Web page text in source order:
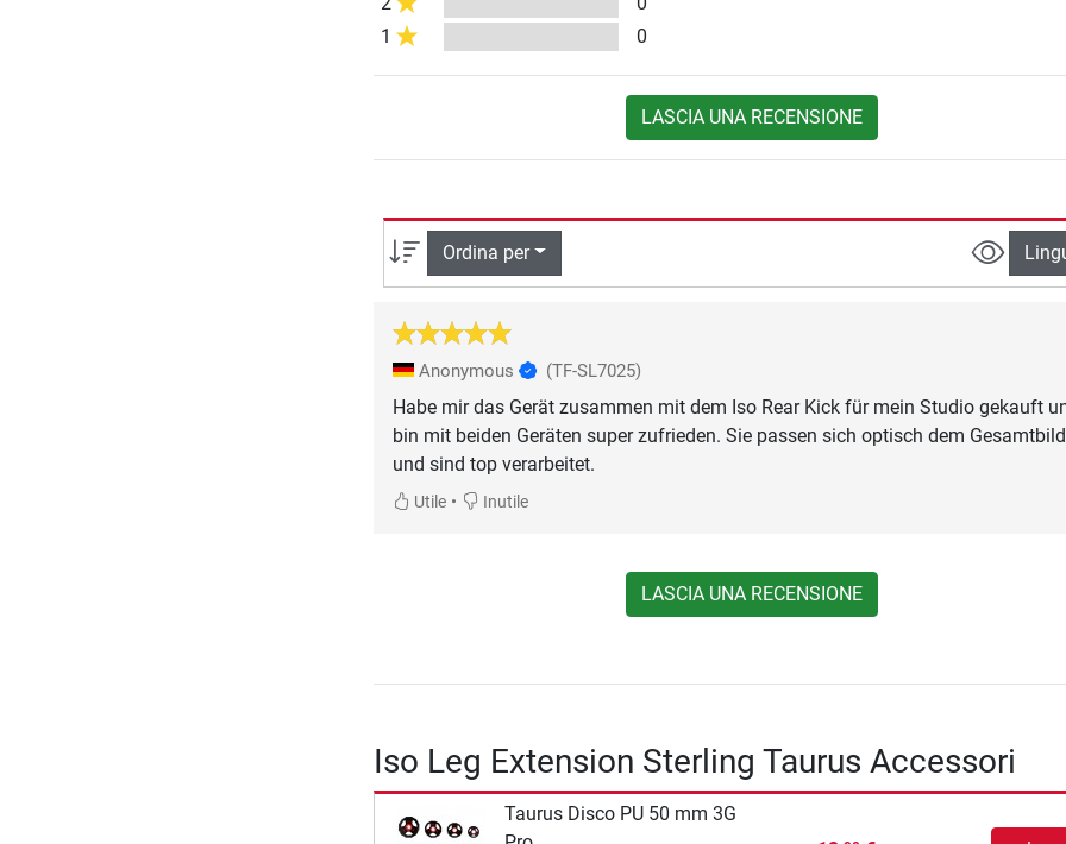
1
0
LASCIA UNA RECENSIONE
Ordina per
Anonymous (TF-SL7025)
Habe mir das Gerät zusammen mit dem Iso Rear Kick für mein Studio gekauft
bin mit beiden Geräten super zufrieden. Sie passen sich optisch dem
und sind top verarbeitet.
Utile• Inutile
LASCIA UNA RECENSIONE
Iso Leg Extension Sterling Taurus Accessori
Taurus Disco PU 50 mm 3G